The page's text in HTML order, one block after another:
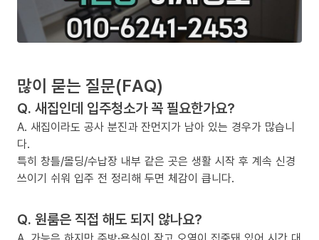
많이 묻는 질문(FAQ)
Q. 새집인데 입주청소가 꼭 필요한가요?
A. 새집이라도 공사 분진과 잔먼지가 남아 있는 경우가 많습니
다.
특히 창틀/몰딩/수납장 내부 같은 곳은 생활 시작 후 계속 신경
쓰이기 쉬워 입주 전 정리해 두면 체감이 큽니다.
Q. 원룸은 직접 해도 되지 않나요?